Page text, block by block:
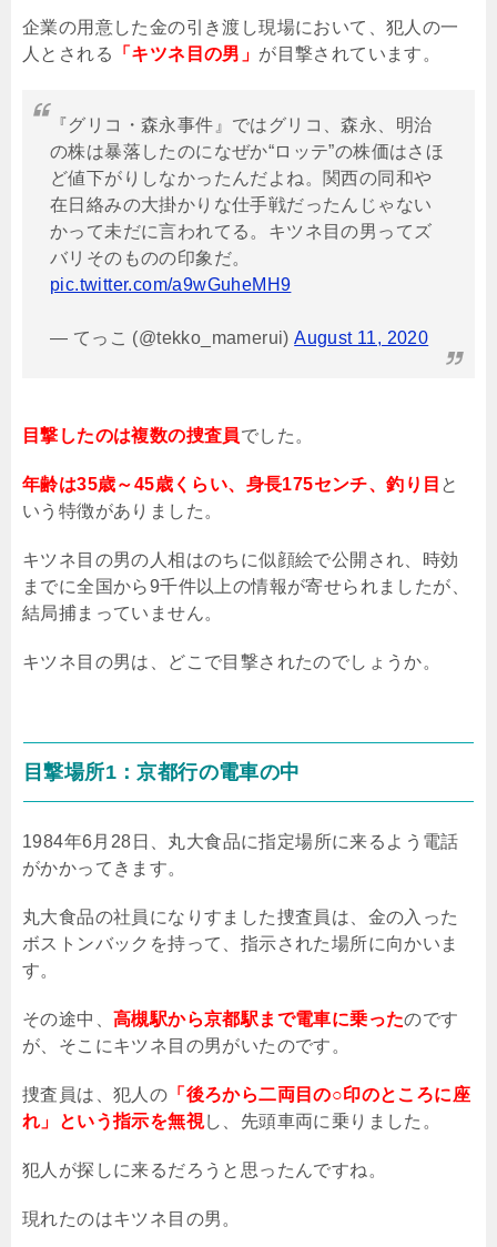
企業の用意した金の引き渡し現場において、犯人の一
人とされる
「キツネ目の男」 が目撃されています。
『グリコ・森永事件』ではグリコ、森永、明治
の株は暴落したのになぜか“ロッテ”の株価はさほ
ど値下がりしなかったんだよね。関西の同和や
在日絡みの大掛かりな仕手戦だったんじゃない
かって未だに言われてる。キツネ目の男ってズ
バリそのものの印象だ。
pic.twitter.com/a9wGuheMH9
— てっこ (@tekko_mamerui)August 11, 2020
目撃したのは複数の捜査員でした。
年齢は35歳～45歳くらい、身長175センチ、釣り目 と
いう特徴がありました。
キツネ目の男の人相はのちに似顔絵で公開され、時効
までに全国から9千件以上の情報が寄せられましたが、
結局捕まっていません。
キツネ目の男は、どこで目撃されたのでしょうか。
目撃場所1 ：京都行の電車の中
1984年6月 28 日、丸大食品に指定場所に来るよう電話
がかかってきます。
丸大食品の社員になりすました捜査員は、金の入った
ボストンバックを持って、指示された場所に向かいま
す。
その途中、 高槻駅から京都駅まで電車に乗ったのです
が、そこにキツネ目の男がいたのです。
捜査員は、犯人の 「後ろから二両目の○印のところに座
れ」という指示を無視し、先頭車両に乗りました。
犯人が探しに来るだろうと思ったんですね。
現れたのはキツネ目の男。